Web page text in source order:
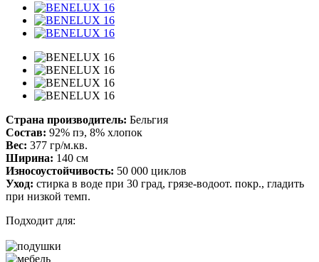
Страна производитель: Бельгия
Состав: 92% пэ, 8% хлопок
Вес: 377 гр/м.кв.
Ширина: 140 см
Износоустойчивость: 50 000 циклов
Уход: стирка в воде при 30 град, грязе-водоот. покр., гладить
при низкой темп.
Подходит для: